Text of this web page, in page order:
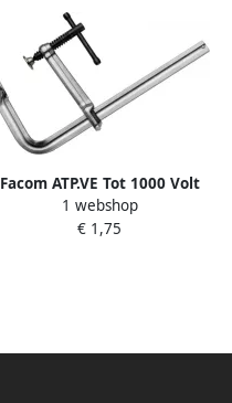
Facom ATP.VE Tot 1000 Volt
Geïsoleerde Protwist
Schroevendraaiers voor
1 webshop
€ 1,75